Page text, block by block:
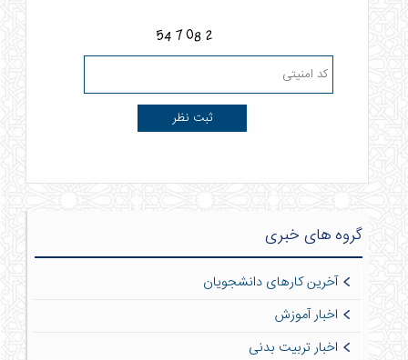
گروه های خبری
آخرین کارهای دانشجویان
اخبار آموزش
اخبار تربیت بدنی